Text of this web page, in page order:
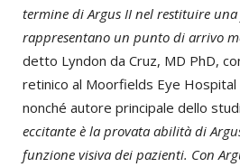
termine di Argus II nel restituire
rappresentano un punto di arrivo
detto Lyndon da Cruz, MD PhD,
retinico al Moorfields Eye
nonché autore principale dello
eccitante è la provata abilità di
funzione visiva dei pazienti. Con